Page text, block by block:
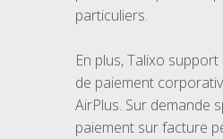
particuliers.
En plus, Talixo
de paiement
AirPlus. Sur demande
paiement sur facture